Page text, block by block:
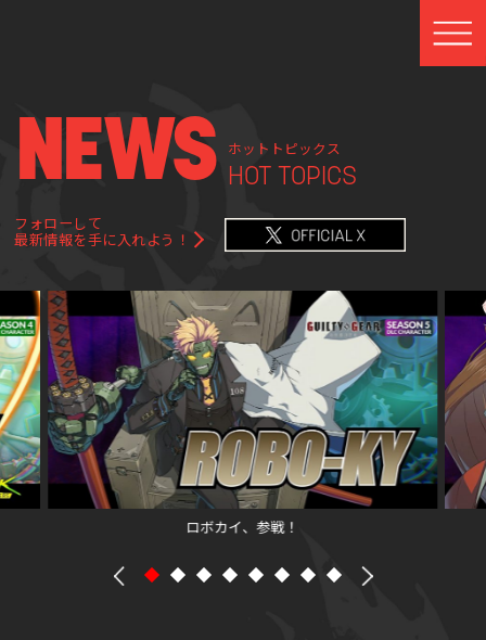
NEWS ホットトピックス
HOT TOPICS
フォローして
最新情報を手に入れよう！
ロボカイ、参戦！